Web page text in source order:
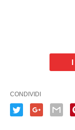
CONDIVIDI